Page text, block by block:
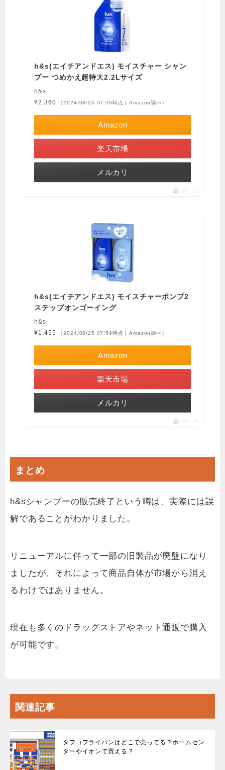
h&s(エイチアンドエス) モイスチャー シャン
プー つめかえ超特大2.2Lサイズ
h&s
¥2,360
（2024/08/25 07:59時点 | Amazon調べ）
Amazon
楽天市場
メルカリ
ポチップ
h&s(エイチアンドエス) モイスチャーポンプ2
ステップオンゴーイング
h&s
¥1,455
（2024/08/25 07:59時点 | Amazon調べ）
Amazon
楽天市場
メルカリ
ポチップ
まとめ
h&sシャンプーの販売終了という噂は、実際には誤
解であることがわかりました。
リニューアルに伴って一部の旧製品が廃盤になり
ましたが、それによって商品自体が市場から消え
るわけではありません。
現在も多くのドラッグストアやネット通販で購入
が可能です。
関連記事
タフコフライパンはどこで売ってる？ホームセン
ターやイオンで買える？